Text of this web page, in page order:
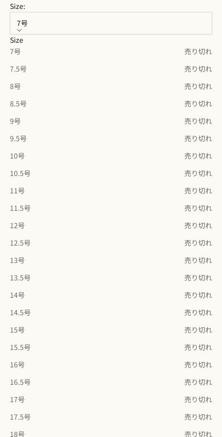
Size:
7号
Size
7号
売り切れ
7.5号
売り切れ
8号
売り切れ
8.5号
売り切れ
9号
売り切れ
9.5号
売り切れ
10号
売り切れ
10.5号
売り切れ
11号
売り切れ
11.5号
売り切れ
12号
売り切れ
12.5号
売り切れ
13号
売り切れ
13.5号
売り切れ
14号
売り切れ
14.5号
売り切れ
15号
売り切れ
15.5号
売り切れ
16号
売り切れ
16.5号
売り切れ
17号
売り切れ
17.5号
売り切れ
18号
売り切れ